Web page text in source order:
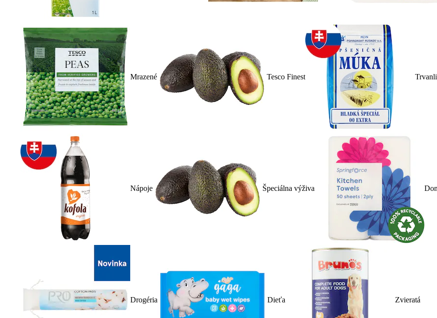
Mrazené Tesco Finest
Nápoje Špeciálna výživa
Drogéria Dieťa Zvieratá